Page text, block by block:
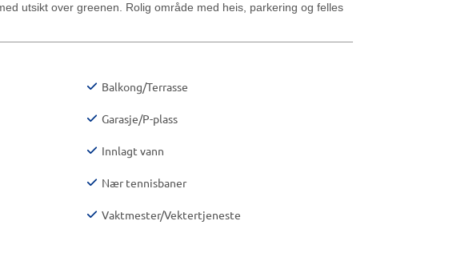
utsikt over greenen. Rolig område med heis, parkering og felles
Balkong/Terrasse
Garasje/P-plass
Innlagt vann
Nær tennisbaner
Vaktmester/Vektertjeneste